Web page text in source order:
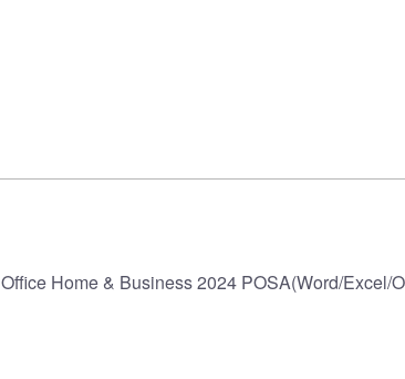
Office Home & Business 2024 POSA(Word/Excel/